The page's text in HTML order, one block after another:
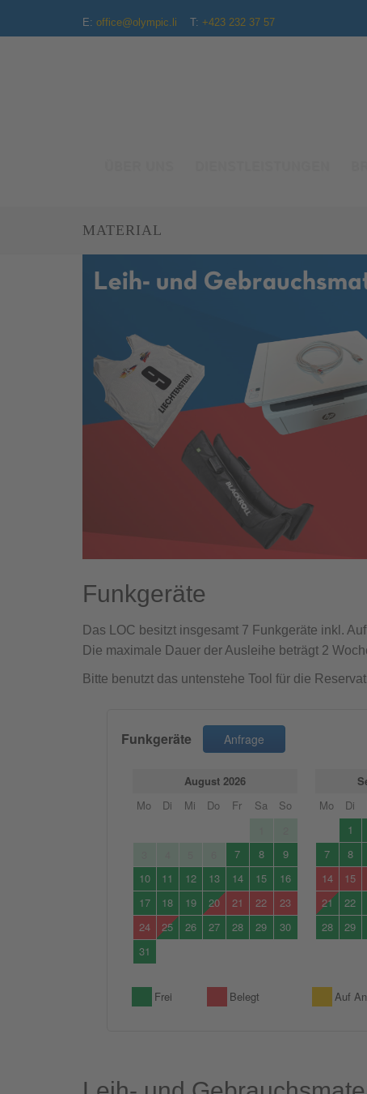
E: office@olympic.li T: +423 232 37 57
MATERIAL
Funkgeräte
Das LOC besitzt insgesamt 7 Funkgeräte inkl.
Die maximale Dauer der Ausleihe beträgt 2
Bitte benutzt das untenstehe Tool für die